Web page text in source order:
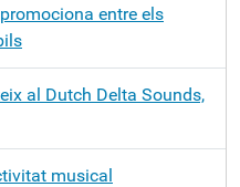
entre els
al Dutch Delta Sounds,
musical